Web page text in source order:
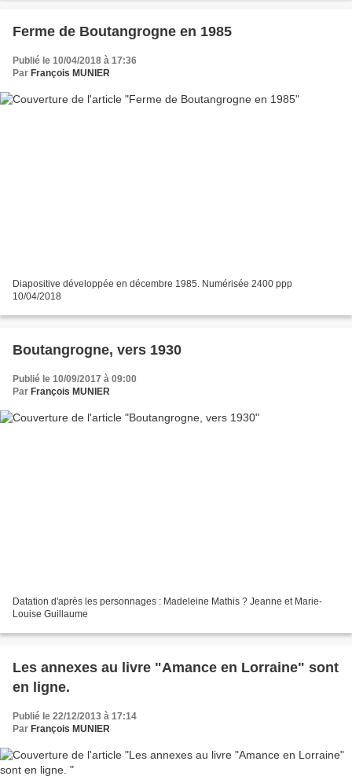
Ferme de Boutangrogne en 1985
Publié le 10/04/2018 à 17:36
Par François MUNIER
Diapositive développée en décembre 1985. Numérisée 2400 ppp
10/04/2018
Boutangrogne, vers 1930
Publié le 10/09/2017 à 09:00
Par François MUNIER
Datation d'après les personnages : Madeleine Mathis ? Jeanne et Marie-
Louise Guillaume
Les annexes au livre "Amance en Lorraine" sont
en ligne.
Publié le 22/12/2013 à 17:14
Par François MUNIER